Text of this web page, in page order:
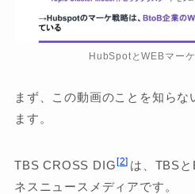
HubSpotとWEBマー
まず、この動画のことを知ら
ます。
TBS CROSS DIG 2 は、TBS
ネスニュースメディアです。